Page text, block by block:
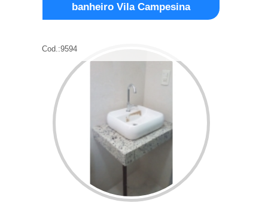
banheiro Vila Campesina
Cod.:9594